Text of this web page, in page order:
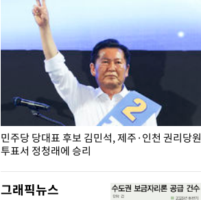
민주당 당대표 후보 김민석, 제주·인천 권리당원
투표서 정청래에 승리
그래픽뉴스